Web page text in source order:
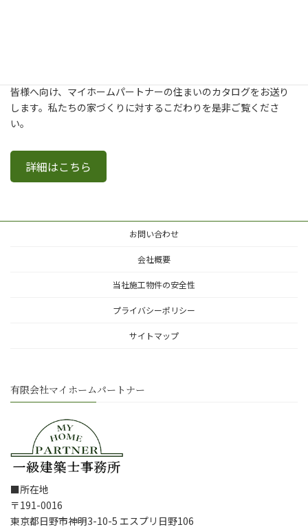
皆様へ向け、マイホームパートナーの住まいのカタログをお送り
します。私たちの家づくりに対するこだわりを是非ご覧くださ
い。
詳細はこちら
お問い合わせ
会社概要
当社施工物件の安全性
プライバシーポリシー
サイトマップ
有限会社マイホームパートナー
■所在地
〒191-0016
東京都日野市神明3-10-5 エスプリ日野106